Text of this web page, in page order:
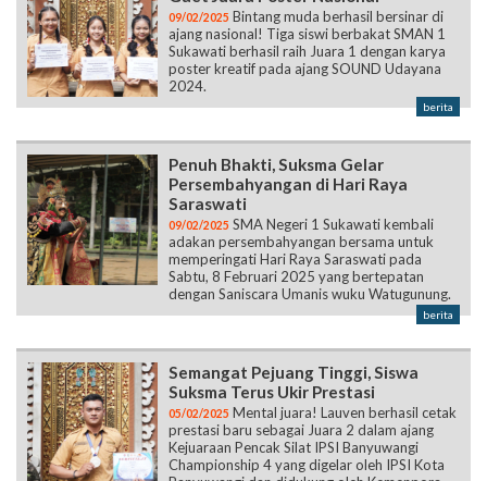
09/02/2025 Bintang muda berhasil bersinar di
ajang nasional! Tiga siswi berbakat SMAN 1
Sukawati berhasil raih Juara 1 dengan karya
poster kreatif pada ajang SOUND Udayana
2024.
berita
Penuh Bhakti, Suksma Gelar
Persembahyangan di Hari Raya
Saraswati
09/02/2025 SMA Negeri 1 Sukawati kembali
adakan persembahyangan bersama untuk
memperingati Hari Raya Saraswati pada
Sabtu, 8 Februari 2025 yang bertepatan
dengan Saniscara Umanis wuku Watugunung.
berita
Semangat Pejuang Tinggi, Siswa
Suksma Terus Ukir Prestasi
05/02/2025 Mental juara! Lauven berhasil cetak
prestasi baru sebagai Juara 2 dalam ajang
Kejuaraan Pencak Silat IPSI Banyuwangi
Championship 4 yang digelar oleh IPSI Kota